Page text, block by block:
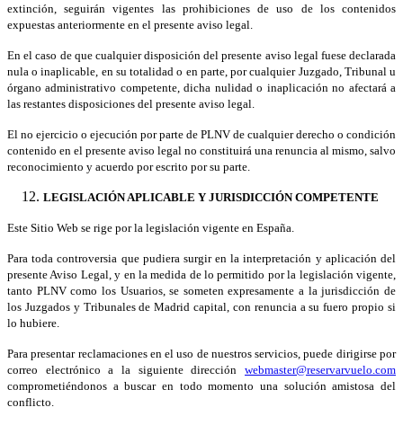
extinción, seguirán vigentes las prohibiciones de uso de los contenidos
expuestas anteriormente en el presente aviso legal.
En el caso de que cualquier disposición del presente aviso legal fuese declarada
nula o inaplicable, en su totalidad o en parte, por cualquier Juzgado, Tribunal u
órgano administrativo competente, dicha nulidad o inaplicación no afectará a
las restantes disposiciones del presente aviso legal.
El no ejercicio o ejecución por parte de PLNV de cualquier derecho o condición
contenido en el presente aviso legal no constituirá una renuncia al mismo, salvo
reconocimiento y acuerdo por escrito por su parte.
LEGISLACIÓN APLICABLE Y JURISDICCIÓN COMPETENTE
Este Sitio Web se rige por la legislación vigente en España.
Para toda controversia que pudiera surgir en la interpretación y aplicación del
presente Aviso Legal, y en la medida de lo permitido por la legislación vigente,
tanto PLNV como los Usuarios, se someten expresamente a la jurisdicción de
los Juzgados y Tribunales de Madrid capital, con renuncia a su fuero propio si
lo hubiere.
Para presentar reclamaciones en el uso de nuestros servicios, puede dirigirse por
correo electrónico a la siguiente dirección webmaster@reservarvuelo.com
comprometiéndonos a buscar en todo momento una solución amistosa del
conflicto.